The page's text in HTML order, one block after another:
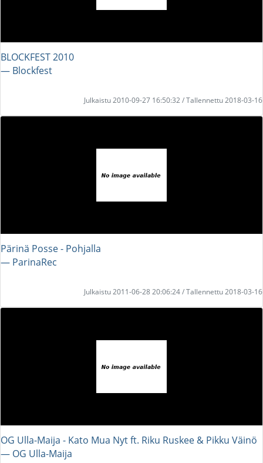
BLOCKFEST 2010
― Blockfest
Julkaistu 2010-09-27 16:50:32 / Tallennettu 2018-03-16
Pärinä Posse - Pohjalla
― ParinaRec
Julkaistu 2011-06-28 20:06:24 / Tallennettu 2018-03-16
OG Ulla-Maija - Kato Mua Nyt ft. Riku Ruskee & Pikku Väinö
― OG Ulla-Maija